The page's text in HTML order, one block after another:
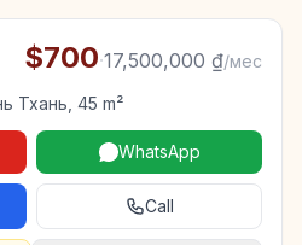
$700·17,500,000 ₫/мес
Тхань, 45 m²
WhatsApp
Call